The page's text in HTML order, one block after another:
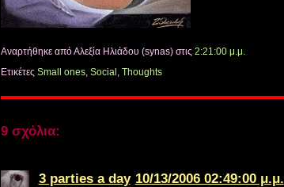
Αναρτήθηκε από Αλεξία Ηλιάδου (synas) στις 2:21:00 μ.μ.
Ετικέτες Small ones, Social , Thoughts
9 σχόλια:
3 parties a day 10/13/2006 02:49:00 μ.μ.